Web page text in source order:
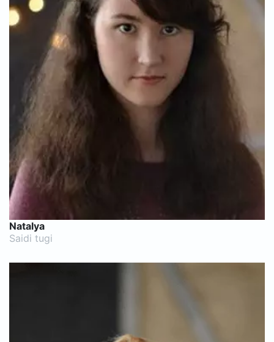
Natalya
Saidi tugi